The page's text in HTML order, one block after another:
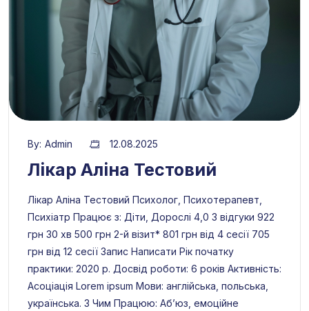
By: Admin 12.08.2025
Лікар Аліна Тестовий
Лікар Аліна Тестовий Психолог, Психотерапевт,
Психіатр Працює з: Діти, Дорослі 4,0 3 відгуки 922
грн 30 хв 500 грн 2-й візит* 801 грн від 4 сесії 705
грн від 12 сесії Запис Написати Рік початку
практики: 2020 р. Досвід роботи: 6 років Активність:
Асоціація Lorem ipsum Мови: англійська, польська,
українська. З Чим Працюю: Абʼюз, емоційне